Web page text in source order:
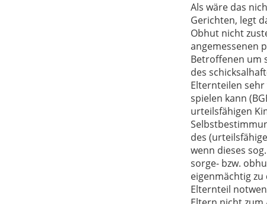
Als wäre das
Gerichten, legt
Obhut nicht
angemessenen
Betroffenen um
des
Elternteilen
spielen kann
urteilsfähigen
des
wenn dieses
sorge- bzw.
eigenmächtig
Elternteil